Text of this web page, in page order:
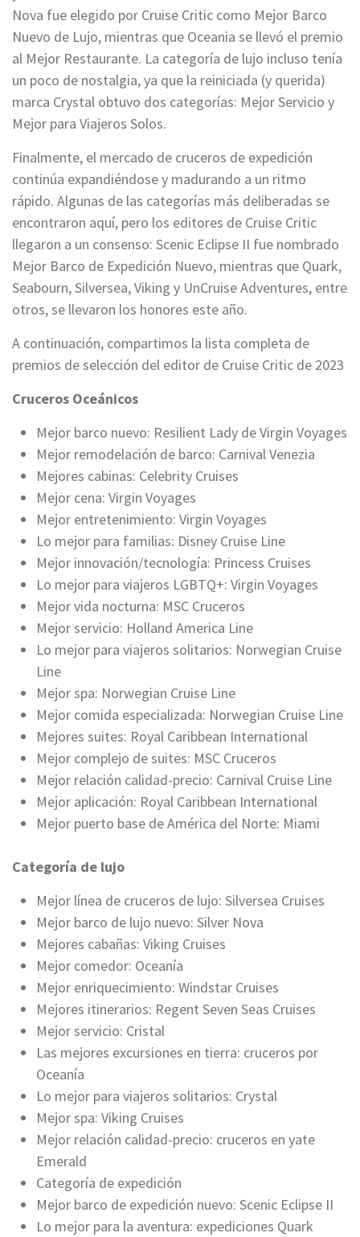
Nova fue elegido por Cruise Critic como Mejor Barco
Nuevo de Lujo, mientras que Oceania se llevó el premio
al Mejor Restaurante. La categoría de lujo incluso tenía
un poco de nostalgia, ya que la reiniciada (y querida)
marca Crystal obtuvo dos categorías: Mejor Servicio y
Mejor para Viajeros Solos.
Finalmente, el mercado de cruceros de expedición
continúa expandiéndose y madurando a un ritmo
rápido. Algunas de las categorías más deliberadas se
encontraron aquí, pero los editores de Cruise Critic
llegaron a un consenso: Scenic Eclipse II fue nombrado
Mejor Barco de Expedición Nuevo, mientras que Quark,
Seabourn, Silversea, Viking y UnCruise Adventures, entre
otros, se llevaron los honores este año.
A continuación, compartimos la lista completa de
premios de selección del editor de Cruise Critic de 2023
Cruceros Oceánicos
Mejor barco nuevo: Resilient Lady de Virgin Voyages
Mejor remodelación de barco: Carnival Venezia
Mejores cabinas: Celebrity Cruises
Mejor cena: Virgin Voyages
Mejor entretenimiento: Virgin Voyages
Lo mejor para familias: Disney Cruise Line
Mejor innovación/tecnología: Princess Cruises
Lo mejor para viajeros LGBTQ+: Virgin Voyages
Mejor vida nocturna: MSC Cruceros
Mejor servicio: Holland America Line
Lo mejor para viajeros solitarios: Norwegian Cruise
Line
Mejor spa: Norwegian Cruise Line
Mejor comida especializada: Norwegian Cruise Line
Mejores suites: Royal Caribbean International
Mejor complejo de suites: MSC Cruceros
Mejor relación calidad-precio: Carnival Cruise Line
Mejor aplicación: Royal Caribbean International
Mejor puerto base de América del Norte: Miami
Categoría de lujo
Mejor línea de cruceros de lujo: Silversea Cruises
Mejor barco de lujo nuevo: Silver Nova
Mejores cabañas: Viking Cruises
Mejor comedor: Oceanía
Mejor enriquecimiento: Windstar Cruises
Mejores itinerarios: Regent Seven Seas Cruises
Mejor servicio: Cristal
Las mejores excursiones en tierra: cruceros por
Oceanía
Lo mejor para viajeros solitarios: Crystal
Mejor spa: Viking Cruises
Mejor relación calidad-precio: cruceros en yate
Emerald
Categoría de expedición
Mejor barco de expedición nuevo: Scenic Eclipse II
Lo mejor para la aventura: expediciones Quark